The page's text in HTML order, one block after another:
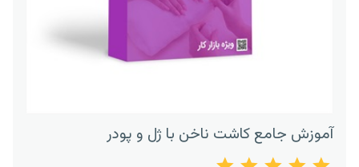
آموزش جامع کاشت ناخن با ژل و پودر